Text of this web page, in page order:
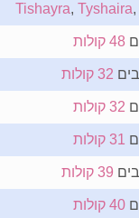
Tishayra ,Tyshaira
48 קולות
32 קולות
32 קולות
31 קולות
39 קולות
40 קולות